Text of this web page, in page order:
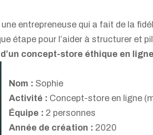
entrepreneuse qui a fait de la
étape pour l’aider à structurer et
concept-store éthique en
Nom : Sophie
Activité : Concept-store en ligne
Équipe : 2 personnes
Année de création : 2020